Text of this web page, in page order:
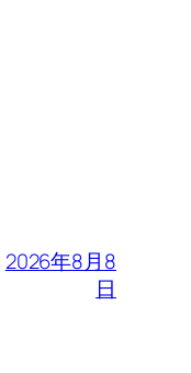
2026年8月8
日